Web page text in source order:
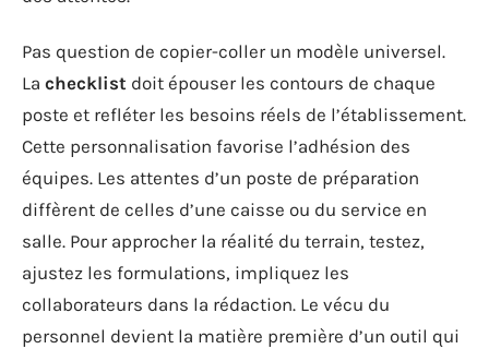
Pas question de copier-coller un modèle universel.
La checklist doit épouser les contours de chaque
poste et refléter les besoins réels de l’établissement.
Cette personnalisation favorise l’adhésion des
équipes. Les attentes d’un poste de préparation
diffèrent de celles d’une caisse ou du service en
salle. Pour approcher la réalité du terrain, testez,
ajustez les formulations, impliquez les
collaborateurs dans la rédaction. Le vécu du
personnel devient la matière première d’un outil qui